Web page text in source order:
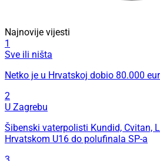
Najnovije vijesti
1
Sve ili ništa
Netko je u Hrvatskoj dobio 80.000
2
U Zagrebu
Šibenski vaterpolisti Kundid, Cvitan,
Hrvatskom U16 do polufinala SP-a